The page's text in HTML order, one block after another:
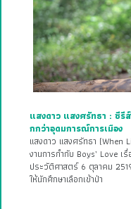
แสงดาว แสงศรัทธา : ซีรี
กกว่าอุดมการณ์การเมือง
แสงดาว แสงศรัทธา (When
งานการกำกับ Boys’ Love
ประวัติศาสตร์ 6 ตุลาคม
ให้นักศึกษาเลือกเข้าป่า